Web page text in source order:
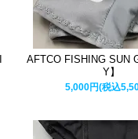
AFTCO FISHING SUN
Y】
5,000円(税込